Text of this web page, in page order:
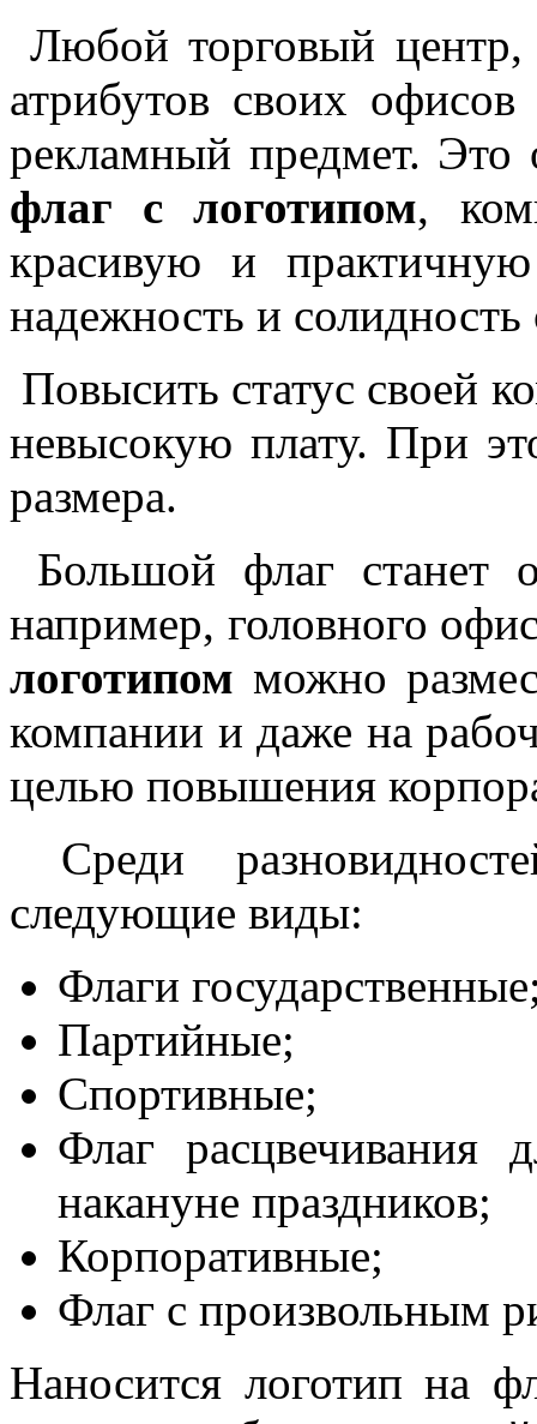
Любой торговый центр,
атрибутов своих
рекламный предмет. Это
флаг с логотипом,
красивую и
надежность и
Повысить статус своей
невысокую плату. При
размера.
Большой флаг станет
например, головного
логотипом можно
компании и даже на
целью повышения
Среди
следующие виды:
Флаги
Партийные;
Спортивные;
Флаг
накануне праздников;
Корпоративные;
Флаг с произвольным
Наносится логотип на